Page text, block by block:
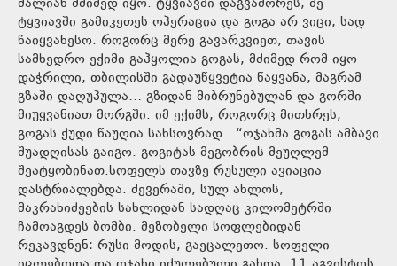
ტყვიავში გამიკეთეს ოპერაცია და გოგა არ ვიცი, სად
წაიყვანესო. როგორც მერე გავარკვიეთ, თავის
სამხედრო ექიმი გაჰყოლია გოგას, მძიმედ რომ იყო
დაჭრილი, თბილისში გადაუწყვეტია წაყვანა, მაგრამ
გზაში დაღუპულა… გზიდან მიბრუნებულან და გორში
მიუყვანიათ მორგში. იმ ექიმს, როგორც მითხრეს,
გოგას ქუდი წაუღია სახსოვრად…“ოჯახმა გოგას ამბავი
შუადღისას გაიგო. გოგიტას მეგობრის მეუღლემ
შეატყობინათ.სოფელს თავზე რუსული ავიაცია
დასტრიალებდა. ძევერაში, სულ ახლოს,
მაკრახიძეების სახლიდან სადღაც კილომეტრში
ჩამოაგდეს ბომბი. მეზობელი სოფლებიდან
რეკავდნენ: რუსი მოდის, გაეცალეთო. სოფელი